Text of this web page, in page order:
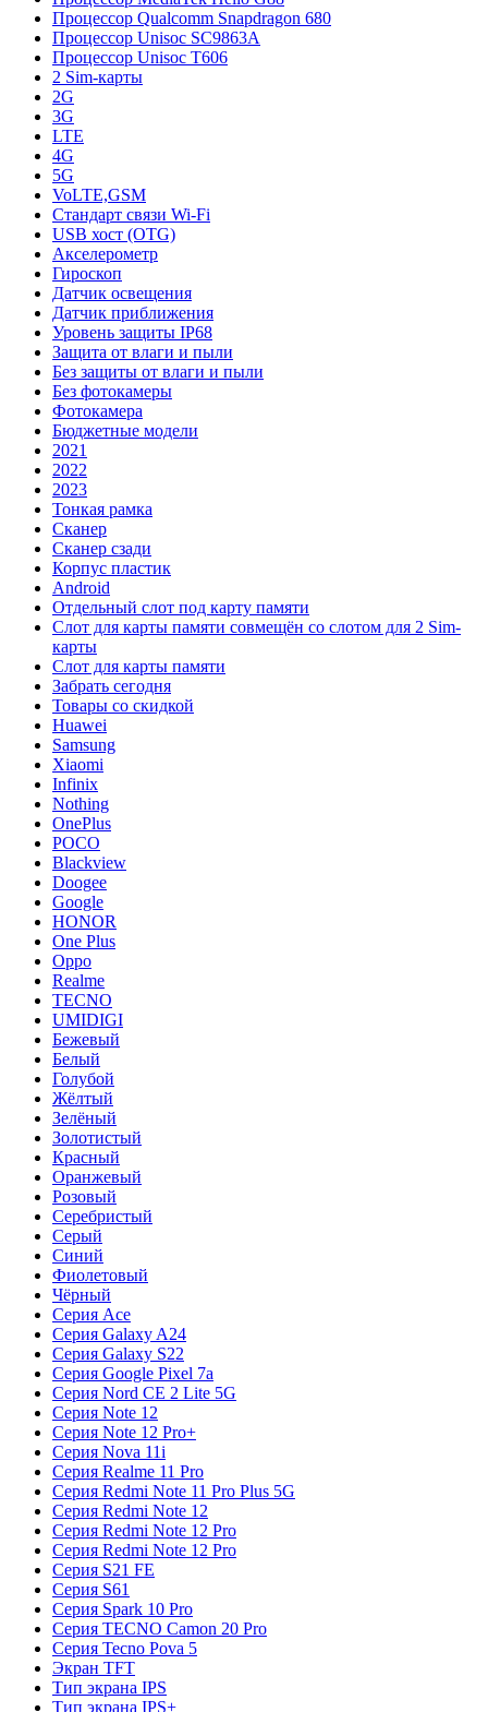
Процессор Qualcomm Snapdragon 680
Процессор Unisoc SC9863A
Процессор Unisoc T606
2 Sim-карты
2G
3G
LTE
4G
5G
VoLTE,GSM
Стандарт связи Wi-Fi
USB хост (OTG)
Акселерометр
Гироскоп
Датчик освещения
Датчик приближения
Уровень защиты IP68
Защита от влаги и пыли
Без защиты от влаги и пыли
Без фотокамеры
Фотокамера
Бюджетные модели
2021
2022
2023
Тонкая рамка
Сканер
Сканер сзади
Корпус пластик
Android
Отдельный слот под карту памяти
Слот для карты памяти совмещён со слотом для 2 Sim-
карты
Слот для карты памяти
Забрать сегодня
Товары со скидкой
Huawei
Samsung
Xiaomi
Infinix
Nothing
OnePlus
POCO
Blackview
Doogee
Google
HONOR
One Plus
Oppo
Realme
TECNO
UMIDIGI
Бежевый
Белый
Голубой
Жёлтый
Зелёный
Золотистый
Красный
Оранжевый
Розовый
Серебристый
Серый
Синий
Фиолетовый
Чёрный
Серия Ace
Серия Galaxy A24
Серия Galaxy S22
Серия Google Pixel 7a
Серия Nord CE 2 Lite 5G
Серия Note 12
Серия Note 12 Pro+
Серия Nova 11i
Серия Realme 11 Pro
Серия Redmi Note 11 Pro Plus 5G
Серия Redmi Note 12
Серия Redmi Note 12 Pro
Серия Redmi Note 12 Pro
Серия S21 FE
Серия S61
Серия Spark 10 Pro
Серия TECNO Camon 20 Pro
Серия Tecno Pova 5
Экран TFT
Тип экрана IPS
Тип экрана IPS+